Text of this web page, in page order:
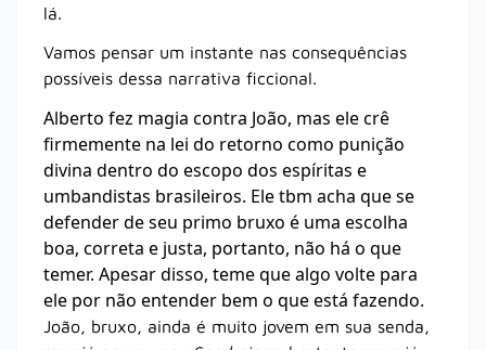
lá.
Vamos pensar um instante nas consequências
possíveis dessa narrativa ficcional.
Alberto fez magia contra João, mas ele crê
firmemente na lei do retorno como punição
divina dentro do escopo dos espíritas e
umbandistas brasileiros. Ele tbm acha que se
defender de seu primo bruxo é uma escolha
boa, correta e justa, portanto, não há o que
temer. Apesar disso, teme que algo volte para
ele por não entender bem o que está fazendo.
João, bruxo, ainda é muito jovem em sua senda,